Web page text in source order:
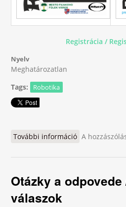
Registrácia /
Nyelv
Meghatározatlan
Tags:
Robotika
További információ RoboSum /
A
Otázky a
válaszok